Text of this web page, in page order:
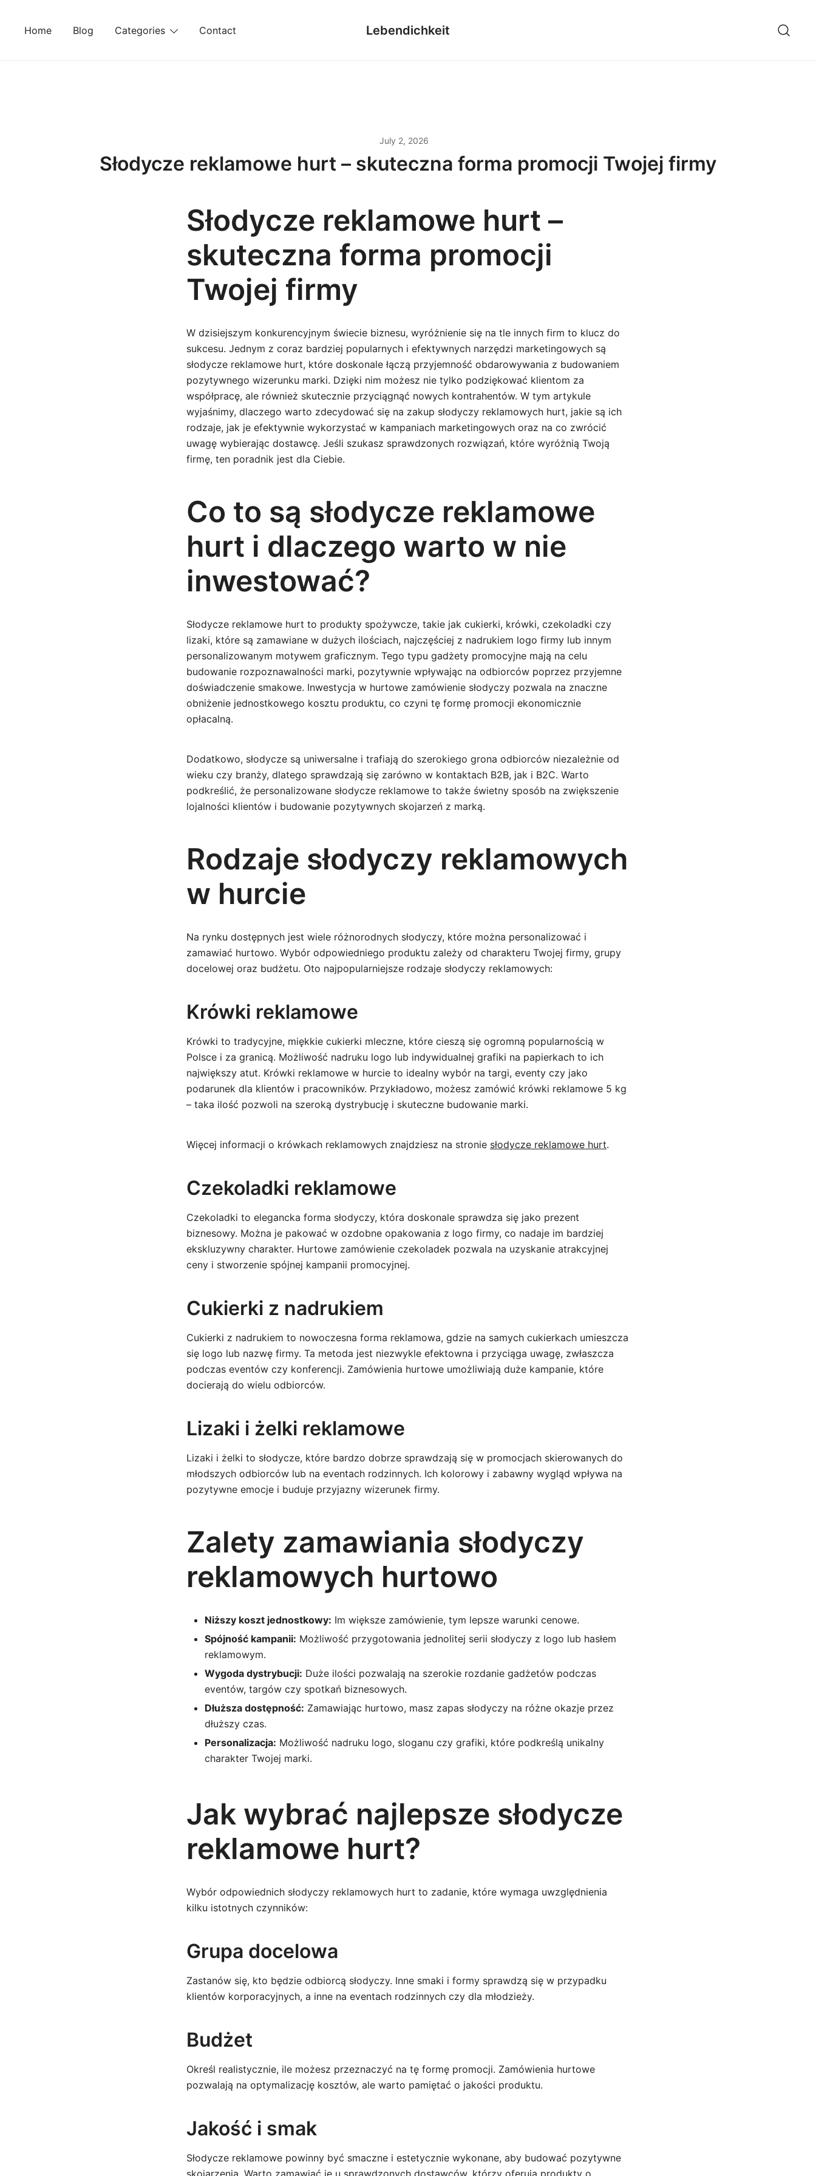
Home Blog Categories Contact Lebendichkeit
July 2, 2026
Słodycze reklamowe hurt – skuteczna forma promocji Twojej firmy
Słodycze reklamowe hurt –
skuteczna forma promocji
Twojej firmy
W dzisiejszym konkurencyjnym świecie biznesu, wyróżnienie się na tle innych firm to klucz do
sukcesu. Jednym z coraz bardziej popularnych i efektywnych narzędzi marketingowych są
słodycze reklamowe hurt, które doskonale łączą przyjemność obdarowywania z budowaniem
pozytywnego wizerunku marki. Dzięki nim możesz nie tylko podziękować klientom za
współpracę, ale również skutecznie przyciągnąć nowych kontrahentów. W tym artykule
wyjaśnimy, dlaczego warto zdecydować się na zakup słodyczy reklamowych hurt, jakie są ich
rodzaje, jak je efektywnie wykorzystać w kampaniach marketingowych oraz na co zwrócić
uwagę wybierając dostawcę. Jeśli szukasz sprawdzonych rozwiązań, które wyróżnią Twoją
firmę, ten poradnik jest dla Ciebie.
Co to są słodycze reklamowe
hurt i dlaczego warto w nie
inwestować?
Słodycze reklamowe hurt to produkty spożywcze, takie jak cukierki, krówki, czekoladki czy
lizaki, które są zamawiane w dużych ilościach, najczęściej z nadrukiem logo firmy lub innym
personalizowanym motywem graficznym. Tego typu gadżety promocyjne mają na celu
budowanie rozpoznawalności marki, pozytywnie wpływając na odbiorców poprzez przyjemne
doświadczenie smakowe. Inwestycja w hurtowe zamówienie słodyczy pozwala na znaczne
obniżenie jednostkowego kosztu produktu, co czyni tę formę promocji ekonomicznie
opłacalną.
Dodatkowo, słodycze są uniwersalne i trafiają do szerokiego grona odbiorców niezależnie od
wieku czy branży, dlatego sprawdzają się zarówno w kontaktach B2B, jak i B2C. Warto
podkreślić, że personalizowane słodycze reklamowe to także świetny sposób na zwiększenie
lojalności klientów i budowanie pozytywnych skojarzeń z marką.
Rodzaje słodyczy reklamowych
w hurcie
Na rynku dostępnych jest wiele różnorodnych słodyczy, które można personalizować i
zamawiać hurtowo. Wybór odpowiedniego produktu zależy od charakteru Twojej firmy, grupy
docelowej oraz budżetu. Oto najpopularniejsze rodzaje słodyczy reklamowych:
Krówki reklamowe
Krówki to tradycyjne, miękkie cukierki mleczne, które cieszą się ogromną popularnością w
Polsce i za granicą. Możliwość nadruku logo lub indywidualnej grafiki na papierkach to ich
największy atut. Krówki reklamowe w hurcie to idealny wybór na targi, eventy czy jako
podarunek dla klientów i pracowników. Przykładowo, możesz zamówić krówki reklamowe 5 kg
– taka ilość pozwoli na szeroką dystrybucję i skuteczne budowanie marki.
Więcej informacji o krówkach reklamowych znajdziesz na stronie słodycze reklamowe hurt.
Czekoladki reklamowe
Czekoladki to elegancka forma słodyczy, która doskonale sprawdza się jako prezent
biznesowy. Można je pakować w ozdobne opakowania z logo firmy, co nadaje im bardziej
ekskluzywny charakter. Hurtowe zamówienie czekoladek pozwala na uzyskanie atrakcyjnej
ceny i stworzenie spójnej kampanii promocyjnej.
Cukierki z nadrukiem
Cukierki z nadrukiem to nowoczesna forma reklamowa, gdzie na samych cukierkach umieszcza
się logo lub nazwę firmy. Ta metoda jest niezwykle efektowna i przyciąga uwagę, zwłaszcza
podczas eventów czy konferencji. Zamówienia hurtowe umożliwiają duże kampanie, które
docierają do wielu odbiorców.
Lizaki i żelki reklamowe
Lizaki i żelki to słodycze, które bardzo dobrze sprawdzają się w promocjach skierowanych do
młodszych odbiorców lub na eventach rodzinnych. Ich kolorowy i zabawny wygląd wpływa na
pozytywne emocje i buduje przyjazny wizerunek firmy.
Zalety zamawiania słodyczy
reklamowych hurtowo
Niższy koszt jednostkowy: Im większe zamówienie, tym lepsze warunki cenowe.
Spójność kampanii: Możliwość przygotowania jednolitej serii słodyczy z logo lub hasłem
reklamowym.
Wygoda dystrybucji: Duże ilości pozwalają na szerokie rozdanie gadżetów podczas
eventów, targów czy spotkań biznesowych.
Dłuższa dostępność: Zamawiając hurtowo, masz zapas słodyczy na różne okazje przez
dłuższy czas.
Personalizacja: Możliwość nadruku logo, sloganu czy grafiki, które podkreślą unikalny
charakter Twojej marki.
Jak wybrać najlepsze słodycze
reklamowe hurt?
Wybór odpowiednich słodyczy reklamowych hurt to zadanie, które wymaga uwzględnienia
kilku istotnych czynników:
Grupa docelowa
Zastanów się, kto będzie odbiorcą słodyczy. Inne smaki i formy sprawdzą się w przypadku
klientów korporacyjnych, a inne na eventach rodzinnych czy dla młodzieży.
Budżet
Określ realistycznie, ile możesz przeznaczyć na tę formę promocji. Zamówienia hurtowe
pozwalają na optymalizację kosztów, ale warto pamiętać o jakości produktu.
Jakość i smak
Słodycze reklamowe powinny być smaczne i estetycznie wykonane, aby budować pozytywne
skojarzenia. Warto zamawiać je u sprawdzonych dostawców, którzy oferują produkty o